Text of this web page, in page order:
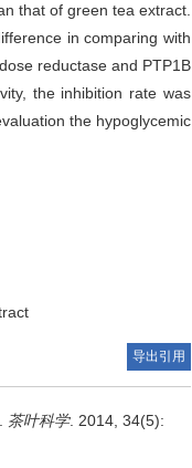
that of green tea extract.
in comparing with
reductase and PTP1B
the inhibition rate was
the hypoglycemic
导出引用
茶叶科学. 2014, 34(5):